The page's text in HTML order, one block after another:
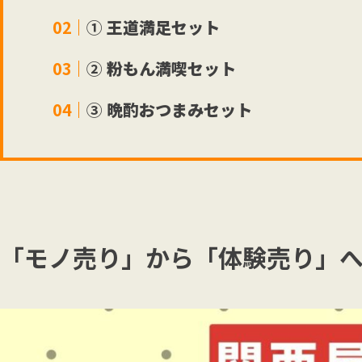
① 王道満足セット
② 粉もん満喫セット
③ 晩酌おつまみセット
「モノ売り」から「体験売り」